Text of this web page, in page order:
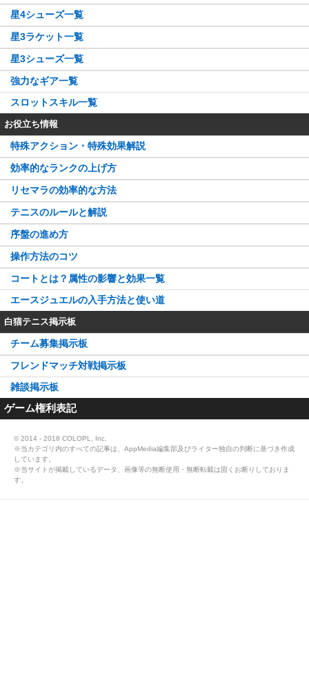
星4シューズ一覧
星3ラケット一覧
星3シューズ一覧
強力なギア一覧
スロットスキル一覧
お役立ち情報
特殊アクション・特殊効果解説
効率的なランクの上げ方
リセマラの効率的な方法
テニスのルールと解説
序盤の進め方
操作方法のコツ
コートとは？属性の影響と効果一覧
エースジュエルの入手方法と使い道
白猫テニス掲示板
チーム募集掲示板
フレンドマッチ対戦掲示板
雑談掲示板
ゲーム権利表記
© 2014 - 2018 COLOPL, Inc.
※当カテゴリ内のすべての記事は、AppMedia編集部及びライター独自の判断に基づき作成
しています。
※当サイトが掲載しているデータ、画像等の無断使用・無断転載は固くお断りしておりま
す。